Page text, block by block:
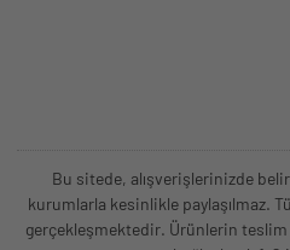
Bu sitede, alışverişlerinizde
kurumlarla kesinlikle paylaşılmaz.
gerçekleşmektedir. Ürünlerin